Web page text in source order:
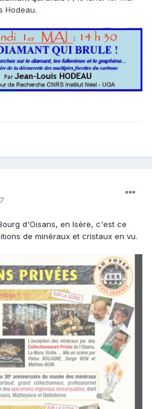
Hodeau.
d'Oisans, en Isère, c'est ce
de minéraux et cristaux en vu.